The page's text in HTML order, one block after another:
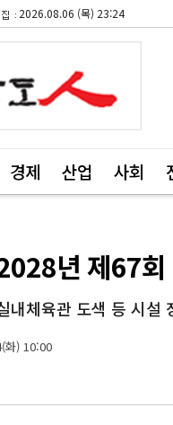
2026.08.06 (목) 23:24
경제 산업 사회
년 제67회
내체육관 도색 등 시설
화) 10:00